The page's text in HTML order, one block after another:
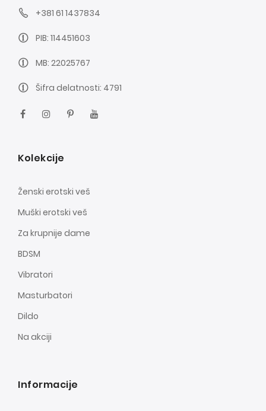
+381 61 1437834
PIB: 114451603
MB: 22025767
Šifra delatnosti: 4791
Kolekcije
Ženski erotski veš
Muški erotski veš
Za krupnije dame
BDSM
Vibratori
Masturbatori
Dildo
Na akciji
Informacije